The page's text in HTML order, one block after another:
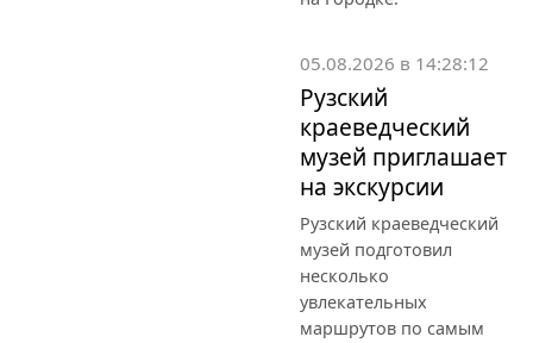
05.08.2026 в 14:28:12
Рузский
краеведческий
музей приглашает
на экскурсии
Рузский краеведческий
музей подготовил
несколько
увлекательных
маршрутов по самым